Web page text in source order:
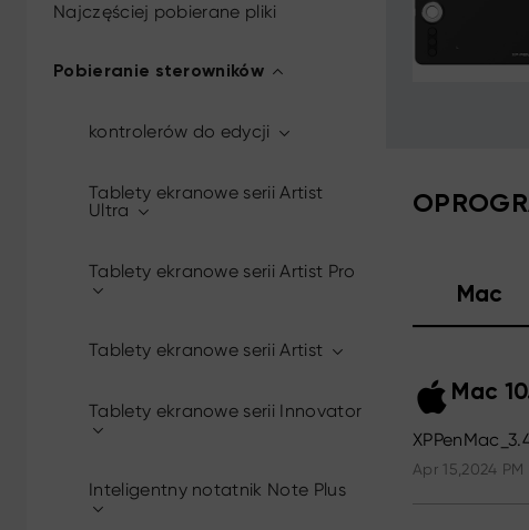
Najczęściej pobierane pliki
Pobieranie sterowników
kontrolerów do edycji
Tablety ekranowe serii Artist
Ultra
Tablety ekranowe serii Artist Pro
Tablety ekranowe serii Artist
Tablety ekranowe serii Innovator
Inteligentny notatnik Note Plus
Mac
Mac
Apr 15,2024 PM